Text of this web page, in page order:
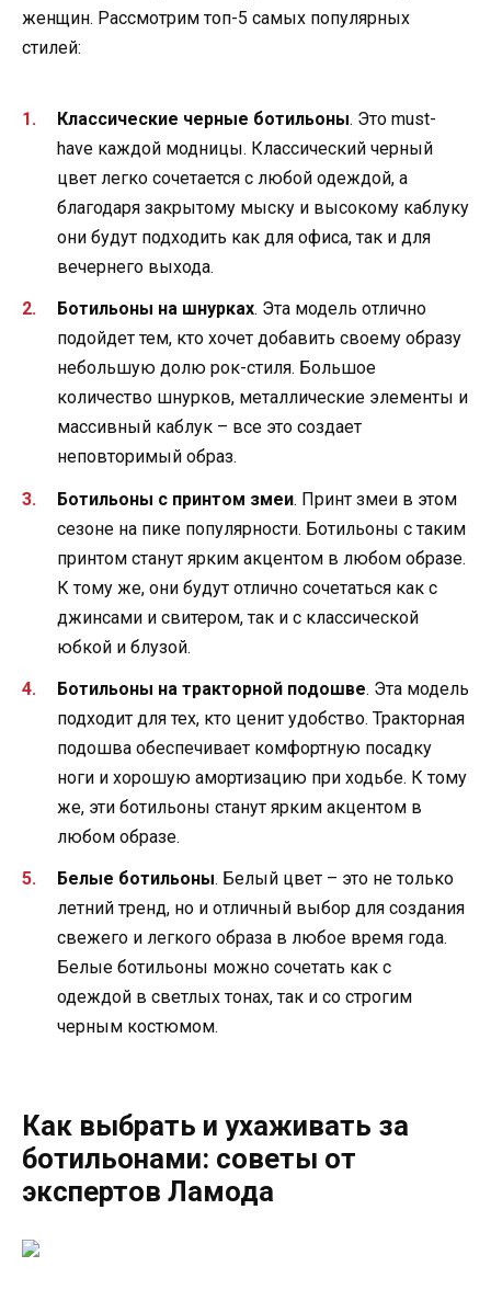
женщин. Рассмотрим топ-5 самых популярных
стилей:
Классические черные ботильоны. Это must-
have каждой модницы. Классический черный
цвет легко сочетается с любой одеждой, а
благодаря закрытому мыску и высокому каблуку
они будут подходить как для офиса, так и для
вечернего выхода.
Ботильоны на шнурках. Эта модель отлично
подойдет тем, кто хочет добавить своему образу
небольшую долю рок-стиля. Большое
количество шнурков, металлические элементы и
массивный каблук – все это создает
неповторимый образ.
Ботильоны с принтом змеи. Принт змеи в этом
сезоне на пике популярности. Ботильоны с таким
принтом станут ярким акцентом в любом образе.
К тому же, они будут отлично сочетаться как с
джинсами и свитером, так и с классической
юбкой и блузой.
Ботильоны на тракторной подошве. Эта модель
подходит для тех, кто ценит удобство. Тракторная
подошва обеспечивает комфортную посадку
ноги и хорошую амортизацию при ходьбе. К тому
же, эти ботильоны станут ярким акцентом в
любом образе.
Белые ботильоны. Белый цвет – это не только
летний тренд, но и отличный выбор для создания
свежего и легкого образа в любое время года.
Белые ботильоны можно сочетать как с
одеждой в светлых тонах, так и со строгим
черным костюмом.
Как выбрать и ухаживать за
ботильонами: советы от
экспертов Ламода